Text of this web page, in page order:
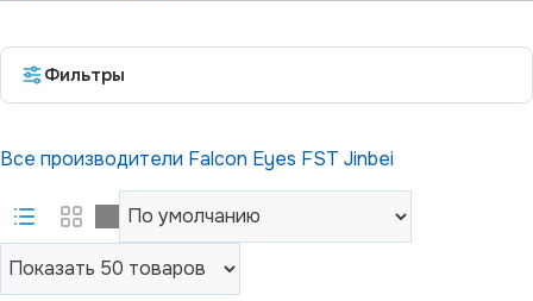
Фильтры
Все производители Falcon Eyes FST Jinbei